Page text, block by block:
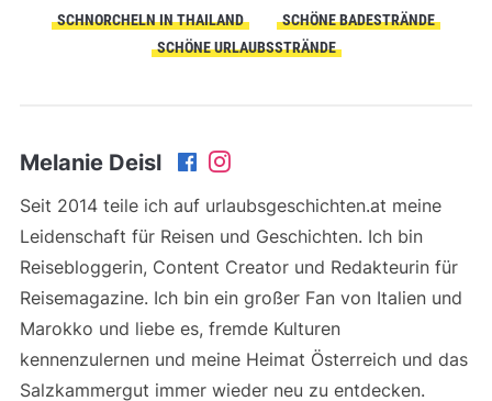
SCHNORCHELN IN THAILAND
SCHÖNE BADESTRÄNDE
SCHÖNE URLAUBSSTRÄNDE
Melanie Deisl
Seit 2014 teile ich auf urlaubsgeschichten.at meine
Leidenschaft für Reisen und Geschichten. Ich bin
Reisebloggerin, Content Creator und Redakteurin für
Reisemagazine. Ich bin ein großer Fan von Italien und
Marokko und liebe es, fremde Kulturen
kennenzulernen und meine Heimat Österreich und das
Salzkammergut immer wieder neu zu entdecken.